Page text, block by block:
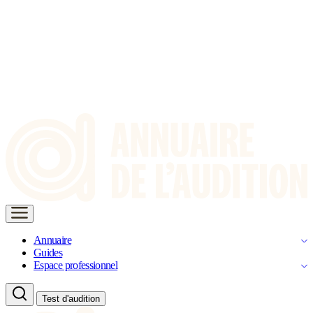
Annuaire
Guides
Espace professionnel
Test d'audition